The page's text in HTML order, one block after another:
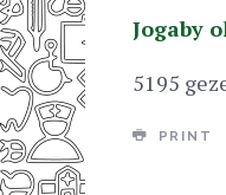
Jogaby
5195
PRINT